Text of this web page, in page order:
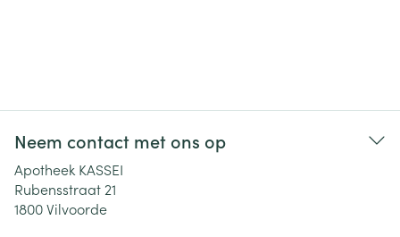
Neem contact met ons op
Apotheek KASSEI
Rubensstraat 21
1800Vilvoorde